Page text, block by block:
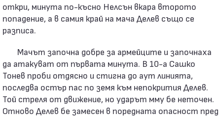
откри, минута по-късно Нелсън вкара второто
попадение, а в самия край на мача Делев също се
разписа.
Мачът започна добре за армейците и започнаха
да атакуват от първата минута. В 10-а Сашко
Тонев проби отдясно и стигна до аут линията,
последва остър пас по земя към непокрития Делев.
Той стреля от движение, но ударът мму бе неточен.
Отново Делев бе замесен в поредната опасност пред